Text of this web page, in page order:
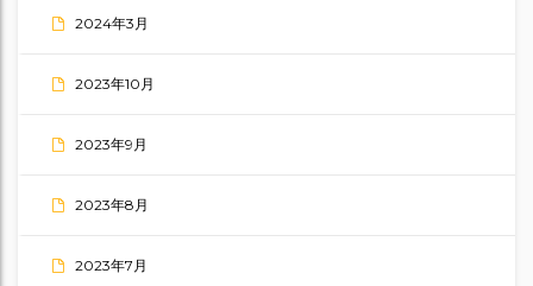
2024年3月
2023年10月
2023年9月
2023年8月
2023年7月